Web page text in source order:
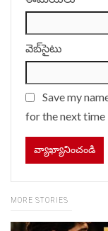
వెబ్‌సైటు
Save my
for the next time
MORE STORIES